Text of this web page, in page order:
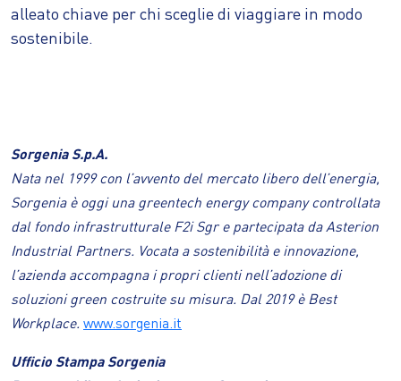
alleato chiave per chi sceglie di viaggiare in modo
sostenibile.
Sorgenia S.p.A.
Nata nel 1999 con l’avvento del mercato libero dell’energia,
Sorgenia è oggi una greentech energy company controllata
dal fondo infrastrutturale F2i Sgr e partecipata da Asterion
Industrial Partners. Vocata a sostenibilità e innovazione,
l’azienda accompagna i propri clienti nell’adozione di
soluzioni green costruite su misura. Dal 2019 è Best
Workplace. www.sorgenia.it
Ufficio Stampa Sorgenia